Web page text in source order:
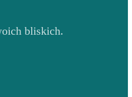
bliskich.